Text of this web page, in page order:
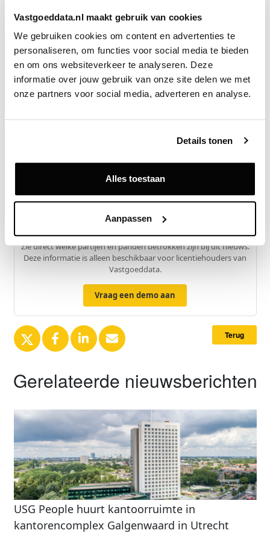
Vastgoeddata.nl maakt gebruik van cookies
We gebruiken cookies om content en advertenties te
personaliseren, om functies voor social media te bieden
en om ons websiteverkeer te analyseren. Deze
informatie over jouw gebruik van onze site delen we met
onze partners voor social media, adverteren en analyse.
Details tonen
Alles toestaan
Aanpassen
dagelijkse praktijk. Marijn Dekker, city leader Utrecht
Utrecht hebben kunnen begeleiden in deze
transactie en gedurende het proces rondom de
volledige renovatie van het monumentale gebouw
waarbij de gemeente invloed wilde houden op de
zowel qua opdrachtgever, proces en als huurder.”
Zie direct welke partijen en panden betrokken zijn bij dit nieuws.
Deze informatie is alleen beschikbaar voor licentiehouders van
Vastgoeddata.
Vraag een demo aan
Terug
Gerelateerde nieuwsberichten
USG People huurt kantoorruimte in
kantorencomplex Galgenwaard in Utrecht